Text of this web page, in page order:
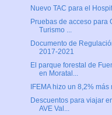
Nuevo TAC para el
Pruebas de acceso para
Turismo ...
Documento de
2017-2021
El parque forestal de
en Moratal...
IFEMA hizo un 8,2%
Descuentos para viajar
AVE Val...